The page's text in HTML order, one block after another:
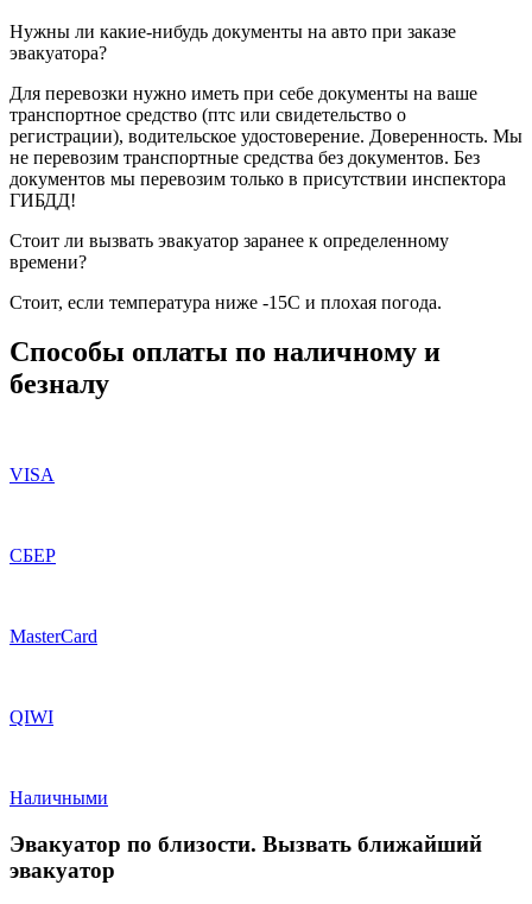
Нужны ли какие-нибудь документы на авто при заказе
эвакуатора?
Для перевозки нужно иметь при себе документы на ваше
транспортное средство (птс или свидетельство о
регистрации), водительское удостоверение. Доверенность. Мы
не перевозим транспортные средства без документов. Без
документов мы перевозим только в присутствии инспектора
ГИБДД!
Стоит ли вызвать эвакуатор заранее к определенному
времени?
Стоит, если температура ниже -15С и плохая погода.
Способы оплаты по наличному и
безналу
VISA
СБЕР
MasterCard
QIWI
Наличными
Эвакуатор по близости. Вызвать ближайший
эвакуатор